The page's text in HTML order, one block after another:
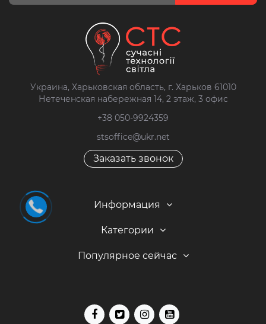
Украина, Харьковская область, г. Харьков 61010
Нетеченская набережная 14, 2 этаж, 3 офис
+38 050-9924359
stsoffice@ukr.net
Заказать звонок
Информация
Категории
Популярное сейчас